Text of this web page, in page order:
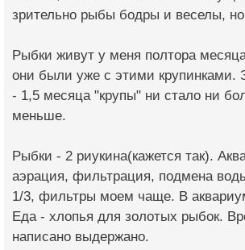
зрительно рыбы бодры и веселы,
Рыбки живут у меня полтора
они были уже с этими крупинками.
- 1,5 месяца "крупы" ни стало ни
меньше.
Рыбки - 2 риукина(кажется так).
аэрация, фильтрация, подмена
1/3, фильтры моем чаще. В
Еда - хлопья для золотых рыбок.
написано выдержано.